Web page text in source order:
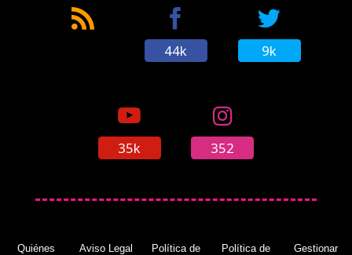
44k 9k
35k 352
Quiénes
Aviso Legal
Política de
Política de
Gestionar